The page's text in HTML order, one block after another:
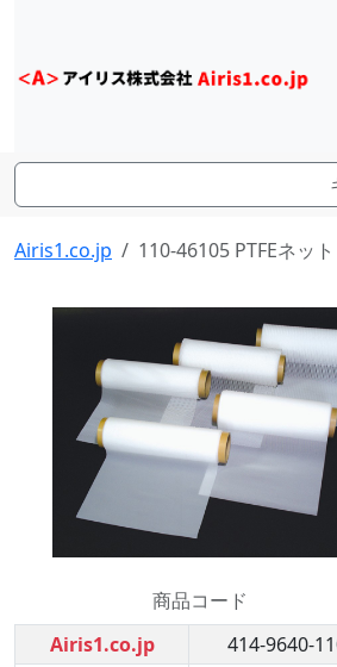
Airis1.co.jp 110-46105 PTFEネッ
商品コード
Airis1.co.jp
414-9640-